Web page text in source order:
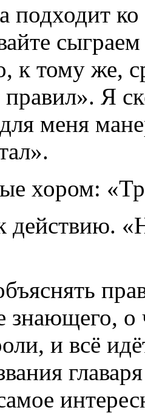
подходит ко
к тому же,
Я
меня
хором:
действию.
о
и всё